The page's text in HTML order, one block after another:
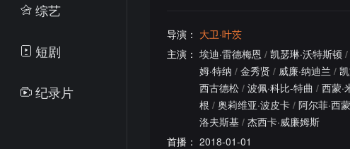
综艺
短剧
纪录片
导演： 大卫·叶茨
主演： 埃迪·雷德梅恩 / 凯瑟琳·沃特斯顿 /
姆·特纳 / 金秀贤 / 威廉·纳迪兰 /
西古德松 / 波佩·科比-特曲 / 西蒙·
根 / 奥莉维亚·波皮卡 / 阿尔菲·西
洛夫斯基 / 杰西卡·威廉姆斯
首播： 2018-01-01